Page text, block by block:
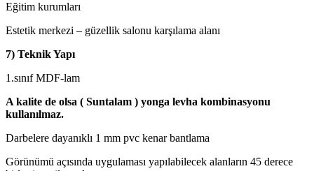
Eğitim kurumları
Estetik merkezi – güzellik salonu karşılama alanı
7) Teknik Yapı
1.sınıf MDF-lam
A kalite de olsa ( Suntalam ) yonga levha kombinasyonu
kullanılmaz.
Darbelere dayanıklı 1 mm pvc kenar bantlama
Görünümü açısında uygulaması yapılabilecek alanların 45 derece